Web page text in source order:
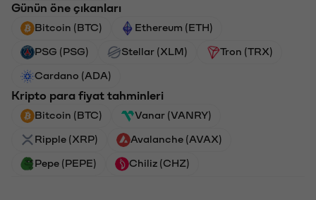
Günün öne çıkanları
Bitcoin (BTC) Ethereum (ETH)
PSG (PSG) Stellar (XLM) Tron (TRX)
Cardano (ADA)
Kripto para fiyat tahminleri
Bitcoin (BTC) Vanar (VANRY)
Ripple (XRP) Avalanche (AVAX)
Pepe (PEPE) Chiliz (CHZ)